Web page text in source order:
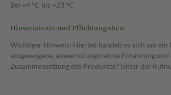
Bei +4 °C bis +23 °C
Hinweistexte und Pflichtangaben
Wichtiger Hinweis: Hierbei handelt es sich um
ausgewogene, abwechslungsreiche Ernährung
Zusammensetzung des Produktes? Unter der